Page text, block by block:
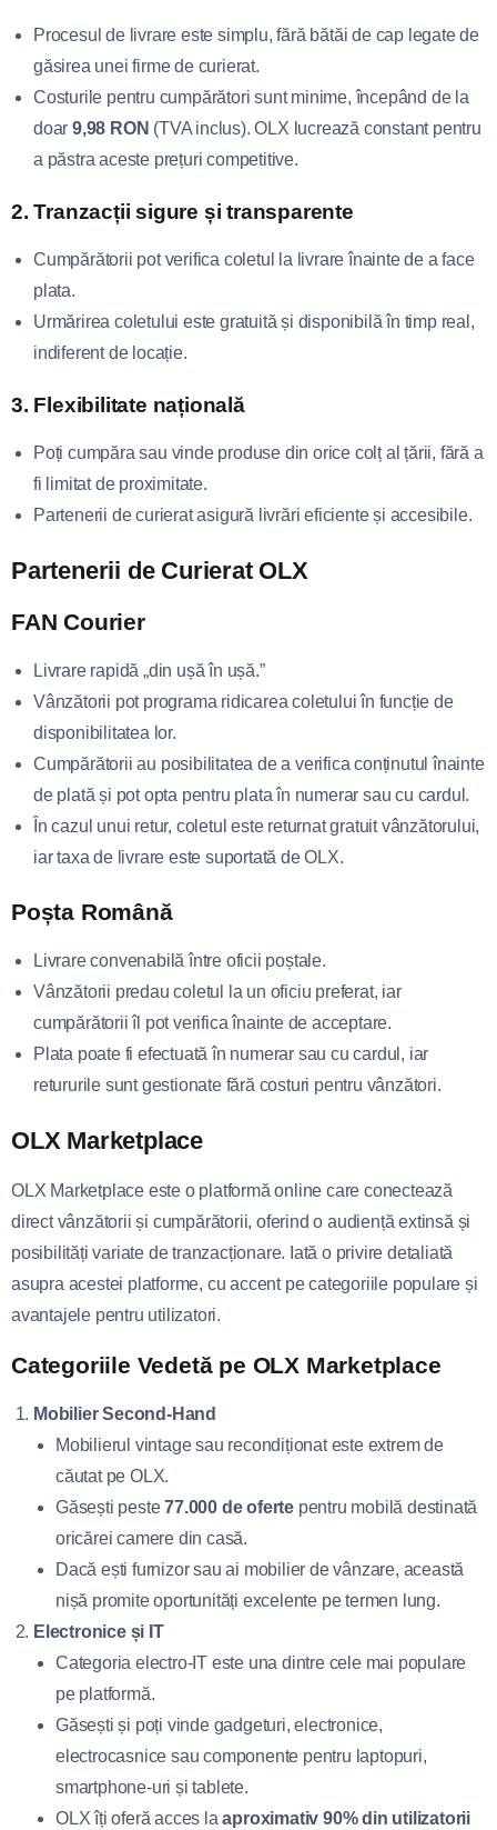
Procesul de livrare este simplu, fără bătăi de cap legate de
găsirea unei firme de curierat.
Costurile pentru cumpărători sunt minime, începând de la
doar 9,98 RON (TVA inclus). OLX lucrează constant pentru
a păstra aceste prețuri competitive.
2.Tranzacții sigure și transparente
Cumpărătorii pot verifica coletul la livrare înainte de a face
plata.
Urmărirea coletului este gratuită și disponibilă în timp real,
indiferent de locație.
3. Flexibilitate națională
Poți cumpăra sau vinde produse din orice colț al țării, fără a
fi limitat de proximitate.
Partenerii de curierat asigură livrări eficiente și accesibile.
Partenerii de Curierat OLX
FAN Courier
Livrare rapidă „din ușă în ușă.”
Vânzătorii pot programa ridicarea coletului în funcție de
disponibilitatea lor.
Cumpărătorii au posibilitatea de a verifica conținutul înainte
de plată și pot opta pentru plata în numerar sau cu cardul.
În cazul unui retur, coletul este returnat gratuit vânzătorului,
iar taxa de livrare este suportată de OLX.
Poșta Română
Livrare convenabilă între oficii poștale.
Vânzătorii predau coletul la un oficiu preferat, iar
cumpărătorii îl pot verifica înainte de acceptare.
Plata poate fi efectuată în numerar sau cu cardul, iar
retururile sunt gestionate fără costuri pentru vânzători.
OLX Marketplace
OLX Marketplace este o platformă online care conectează
direct vânzătorii și cumpărătorii, oferind o audiență extinsă și
posibilități variate de tranzacționare. Iată o privire detaliată
asupra acestei platforme, cu accent pe categoriile populare și
avantajele pentru utilizatori.
Categoriile Vedetă pe OLX Marketplace
Mobilier Second-Hand
Mobilierul vintage sau recondiționat este extrem de
căutat pe OLX.
Găsești peste77.000 de oferte pentru mobilă destinată
oricărei camere din casă.
Dacă ești furnizor sau ai mobilier de vânzare, această
nișă promite oportunități excelente pe termen lung.
Electronice și IT
Categoria electro-IT este una dintre cele mai populare
pe platformă.
Găsești și poți vinde gadgeturi, electronice,
electrocasnice sau componente pentru laptopuri,
smartphone-uri și tablete.
OLX îți oferă acces laaproximativ 90% din utilizatorii